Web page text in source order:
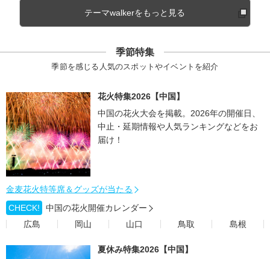
テーマwalkerをもっと見る
季節特集
季節を感じる人気のスポットやイベントを紹介
花火特集2026【中国】
中国の花火大会を掲載。2026年の開催日、
中止・延期情報や人気ランキングなどをお
届け！
金麦花火特等席＆グッズが当たる
CHECK!
中国の花火開催カレンダー
広島
岡山 山口 鳥取 島根
夏休み特集2026【中国】